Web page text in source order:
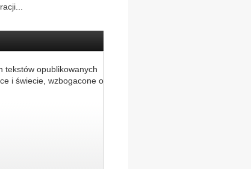
tekstów opublikowanych
i świecie, wzbogacone o